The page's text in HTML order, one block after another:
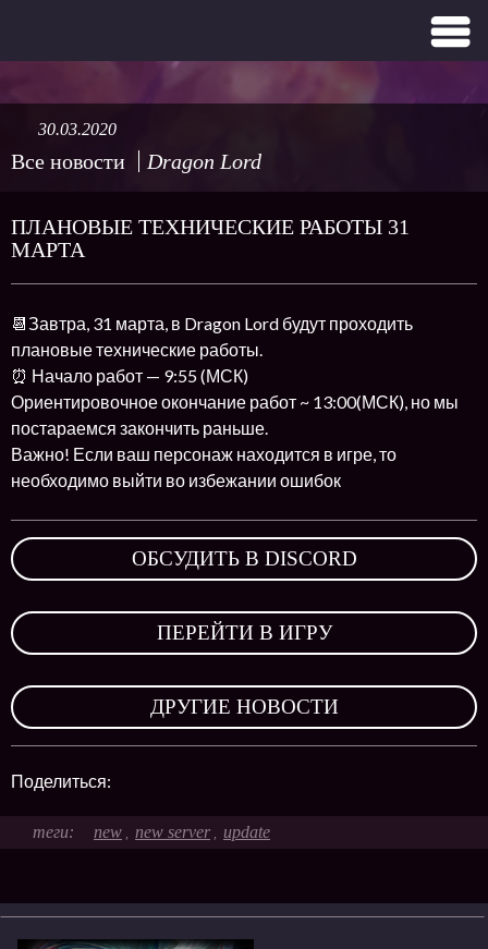
Все новости Dragon Lord
30.03.2020
ПЛАНОВЫЕ ТЕХНИЧЕСКИЕ РАБОТЫ 31
МАРТА
📆Завтра, 31 марта, в Dragon Lord будут проходить
плановые технические работы.
⏰ Начало работ — 9:55 (МСК)
Ориентировочное окончание работ ~ 13:00(МСК), но мы
постараемся закончить раньше.
Важно! Если ваш персонаж находится в игре, то
необходимо выйти во избежании ошибок
ОБСУДИТЬ В DISCORD
ПЕРЕЙТИ В ИГРУ
ДРУГИЕ НОВОСТИ
Поделиться:
new , new server , update